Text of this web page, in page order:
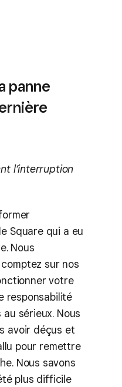
panne
l’interruption
Square qui a eu
Nous
sur nos
votre
responsabilité
sérieux. Nous
avoir déçus et
pour remettre
Nous savons
plus difficile